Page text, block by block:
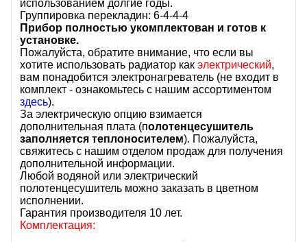
использованием долгие годы.
Группировка перекладин: 6-4-4-4
Прибор полностью укомплектован и готов к
установке.
Пожалуйста, обратите внимание, что если вы
хотите использовать радиатор как электрический,
вам понадобится электронагреватель (не входит в
комплект - ознакомьтесь с нашим ассортиментом
здесь).
За электрическую опцию взимается
дополнительная плата (полотенцесушитель
заполняется теплоносителем). Пожалуйста,
свяжитесь с нашим отделом продаж для получения
дополнительной информации.
Любой водяной или электрический
полотенцесушитель можно заказать в цветном
исполнении.
Гарантия производителя 10 лет.
Комплектация: